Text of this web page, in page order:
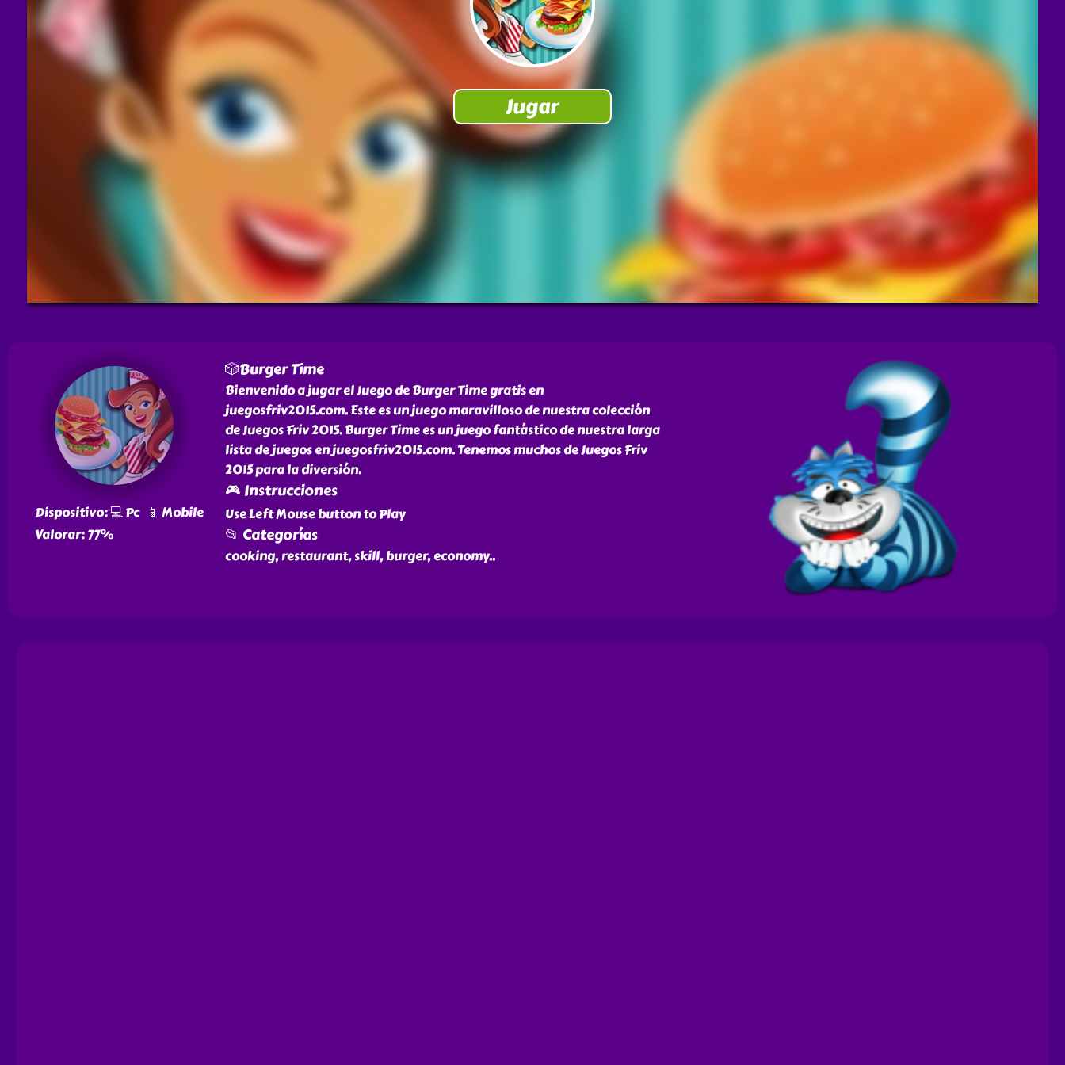
Dispositivo: 💻 Pc 📱 Mobile
Valorar: 77%
🎲Burger Time
Bienvenido a jugar el Juego de Burger Time gratis en
juegosfriv2015.com. Este es un juego maravilloso de nuestra colección
de Juegos Friv 2015. Burger Time es un juego fantástico de nuestra larga
lista de juegos en juegosfriv2015.com. Tenemos muchos de Juegos Friv
2015 para la diversión.
🎮 Instrucciones
Use Left Mouse button to Play
📂 Categorías
cooking, restaurant, skill, burger, economy..